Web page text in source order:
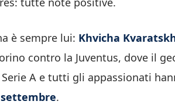
è sempre lui: Khvicha
contro la Juventus, dove il
A e tutti gli appassionati
.